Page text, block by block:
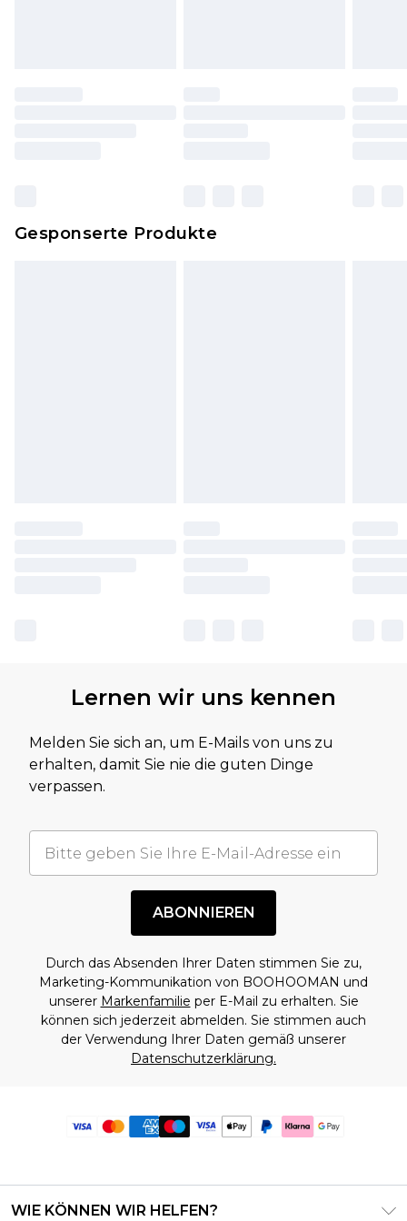
Klickehierum unsere vollständigen
Gesponserte Produkte
Lernen wir uns kennen
Melden Sie sich an, um E-Mails von uns zu
erhalten, damit Sie nie die guten Dinge
verpassen.
ABONNIEREN
Durch das Absenden Ihrer Daten stimmen Sie zu,
Marketing-Kommunikation von BOOHOOMAN und
unserer Markenfamilie per E-Mail zu erhalten. Sie
können sich jederzeit abmelden. Sie stimmen auch
der Verwendung Ihrer Daten gemäß unserer
Datenschutzerklärung.
WIE KÖNNEN WIR HELFEN?